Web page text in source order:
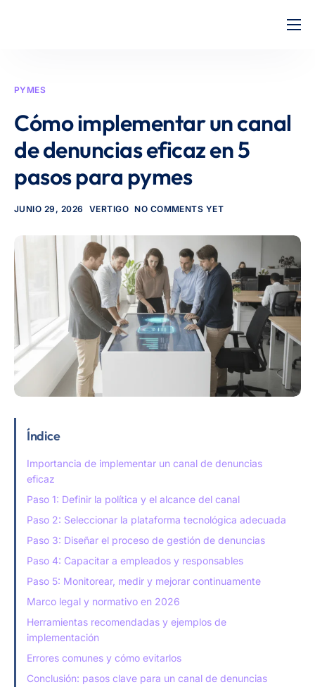
Presupuesto
PYMES
Cómo implementar un canal
de denuncias eficaz en 5
pasos para pymes
JUNIO 29, 2026 VERTIGO NO COMMENTS YET
Índice
Importancia de implementar un canal de denuncias
eficaz
Paso 1: Definir la política y el alcance del canal
Paso 2: Seleccionar la plataforma tecnológica adecuada
Paso 3: Diseñar el proceso de gestión de denuncias
Paso 4: Capacitar a empleados y responsables
Paso 5: Monitorear, medir y mejorar continuamente
Marco legal y normativo en 2026
Herramientas recomendadas y ejemplos de
implementación
Errores comunes y cómo evitarlos
Conclusión: pasos clave para un canal de denuncias